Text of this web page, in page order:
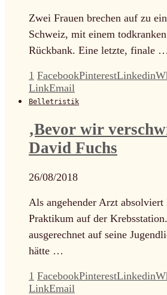
Zwei Frauen brechen auf zu
Schweiz, mit einem
Rückbank. Eine letzte, finale …
1 FacebookPinterestLinkedin
LinkEmail
Belletristik
‚Bevor wir
David Fuchs
26/08/2018
Als angehender Arzt
Praktikum auf der
ausgerechnet auf seine
hätte …
1 FacebookPinterestLinkedin
LinkEmail